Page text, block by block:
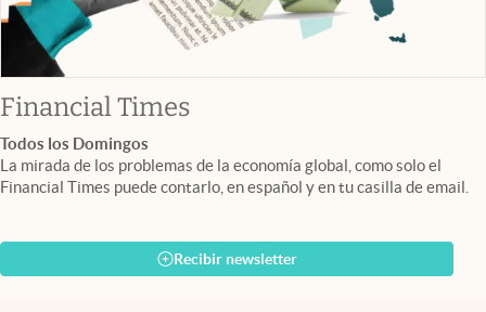
Financial Timesabre en nueva pestaña
Todos los Domingos
La mirada de los problemas de la economía global, como solo el
Financial Times puede contarlo, en español y en tu casilla de email.
Recibir newsletter